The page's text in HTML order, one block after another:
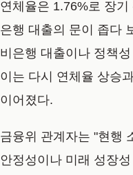
연체율은 1.76%로 장
은행 대출의 문이 좁다
비은행 대출이나 정책
이는 다시 연체율 상승
이어졌다.
금융위 관계자는 "현행
안정성이나 미래 성장